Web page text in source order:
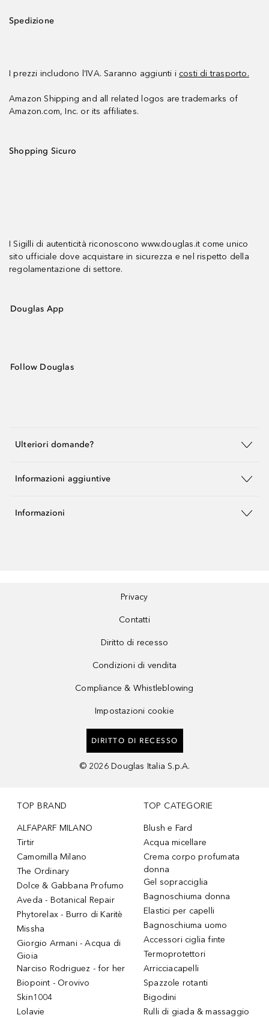
Spedizione
I prezzi includono l’IVA. Saranno aggiunti i costi di trasporto.
Amazon Shipping and all related logos are trademarks of
Amazon.com, Inc. or its affiliates.
Shopping Sicuro
I Sigilli di autenticità riconoscono www.douglas.it come unico
sito ufficiale dove acquistare in sicurezza e nel rispetto della
regolamentazione di settore.
Douglas App
Follow Douglas
Ulteriori domande?
Informazioni aggiuntive
Informazioni
Privacy
Contatti
Diritto di recesso
Condizioni di vendita
Compliance & Whistleblowing
Impostazioni cookie
DIRITTO DI RECESSO
© 2026 Douglas Italia S.p.A.
TOP BRAND
ALFAPARF MILANO
Tirtir
Camomilla Milano
The Ordinary
Dolce & Gabbana Profumo
Aveda - Botanical Repair
Phytorelax - Burro di Karitè
Missha
Giorgio Armani - Acqua di
Gioia
Narciso Rodriguez - for her
Biopoint - Orovivo
Skin1004
Lolavie
TOP CATEGORIE
Blush e Fard
Acqua micellare
Crema corpo profumata
donna
Gel sopracciglia
Bagnoschiuma donna
Elastici per capelli
Bagnoschiuma uomo
Accessori ciglia finte
Termoprotettori
Arricciacapelli
Spazzole rotanti
Bigodini
Rulli di giada & massaggio